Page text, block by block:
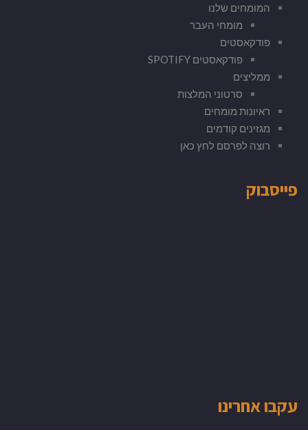
המומחים שלנו
מומחי העבר
פודקאסטים
פודקאסטים SPOTIFY
ממליצים
סרטוני המלצות
ראיונות מומחים
מגזינים קודמים
רוצה לפרסם לחץ כאן
פייסבוק
עקבו אחרינו